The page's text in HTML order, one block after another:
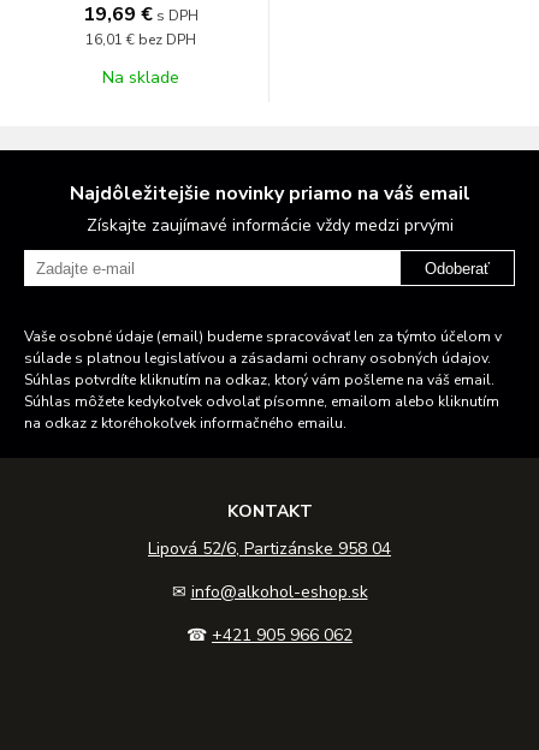
19,69 € s DPH
16,01 € bez DPH
Na sklade
Najdôležitejšie novinky priamo na váš email
Získajte zaujímavé informácie vždy medzi prvými
Odoberať
Vaše osobné údaje (email) budeme spracovávať len za týmto účelom v
súlade s platnou legislatívou a zásadami ochrany osobných údajov.
Súhlas potvrdíte kliknutím na odkaz, ktorý vám pošleme na váš email.
Súhlas môžete kedykoľvek odvolať písomne, emailom alebo kliknutím
na odkaz z ktoréhokoľvek informačného emailu.
KONTAKT
Lipová 52/6, Partizánske 958 04
✉ info@alkohol-eshop.sk
☎ +421 905 966 062